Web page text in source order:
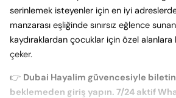
serinlemek isteyenler için en iyi
manzarası eşliğinde sınırsız eğlence
kaydıraklardan çocuklar için özel alanlara
çeker.
👉 Dubai Hayalim güvencesiyle
beklemeden giriş yapın. 7/24 aktif